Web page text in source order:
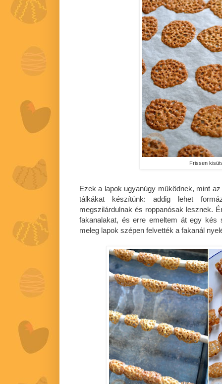
Frissen
Ezek a lapok ugyanúgy működnek, mint
tálkákat készítünk: addig lehet
megszilárdulnak és roppanósak lesznek.
fakanalakat, és erre emeltem át egy
meleg lapok szépen felvették a fakanál